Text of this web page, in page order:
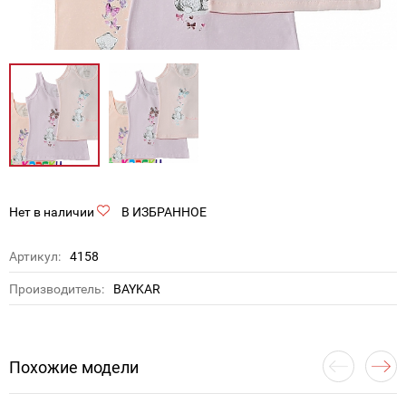
Нет в наличии В ИЗБРАННОЕ
Артикул: 4158
Производитель: BAYKAR
Похожие модели